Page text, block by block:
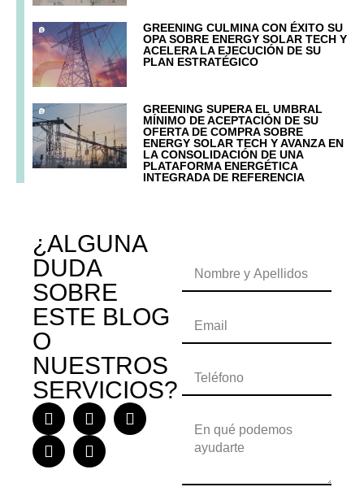
GREENING CULMINA CON ÉXITO SU
OPA SOBRE ENERGY SOLAR TECH Y
ACELERA LA EJECUCIÓN DE SU
PLAN ESTRATÉGICO
GREENING SUPERA EL UMBRAL
MÍNIMO DE ACEPTACIÓN DE SU
OFERTA DE COMPRA SOBRE
ENERGY SOLAR TECH Y AVANZA EN
LA CONSOLIDACIÓN DE UNA
PLATAFORMA ENERGÉTICA
INTEGRADA DE REFERENCIA
¿ALGUNA
DUDA
SOBRE
ESTE BLOG
O
NUESTROS
SERVICIOS?